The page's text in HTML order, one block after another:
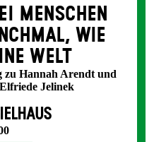
MENSCHEN
WIE
WELT
Hannah Arendt und
Jelinek